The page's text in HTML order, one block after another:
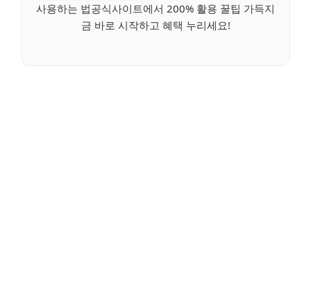
사용하는 법공식사이트에서 200% 활용 꿀팁 가득지
금 바로 시작하고 혜택 누리세요!